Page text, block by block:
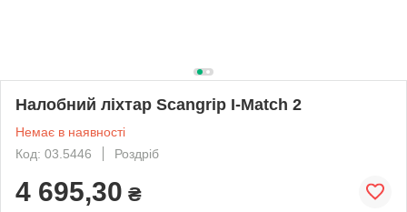
Налобний ліхтар Scangrip I-Match 2
Немає в наявності
Код: 03.5446
Роздріб
4 695,30 ₴